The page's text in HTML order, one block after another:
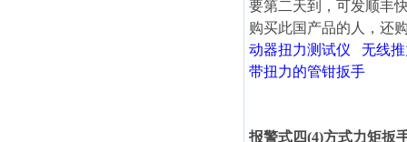
要第二天到，可发顺丰
购买此国产品的人，还
动器扭力测试仪
无线
带扭力的管钳扳手
报警式四(4)方式力矩扳